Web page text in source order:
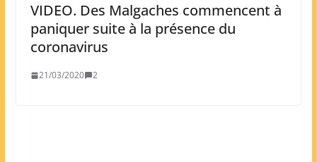
VIDEO. Des Malgaches commencent à
paniquer suite à la présence du
coronavirus
21/03/2020 2